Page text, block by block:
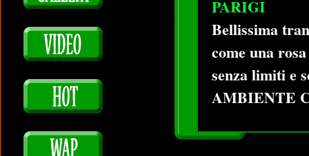
PARIGI
Bellissima
come una
senza limiti e
AMBIENTE